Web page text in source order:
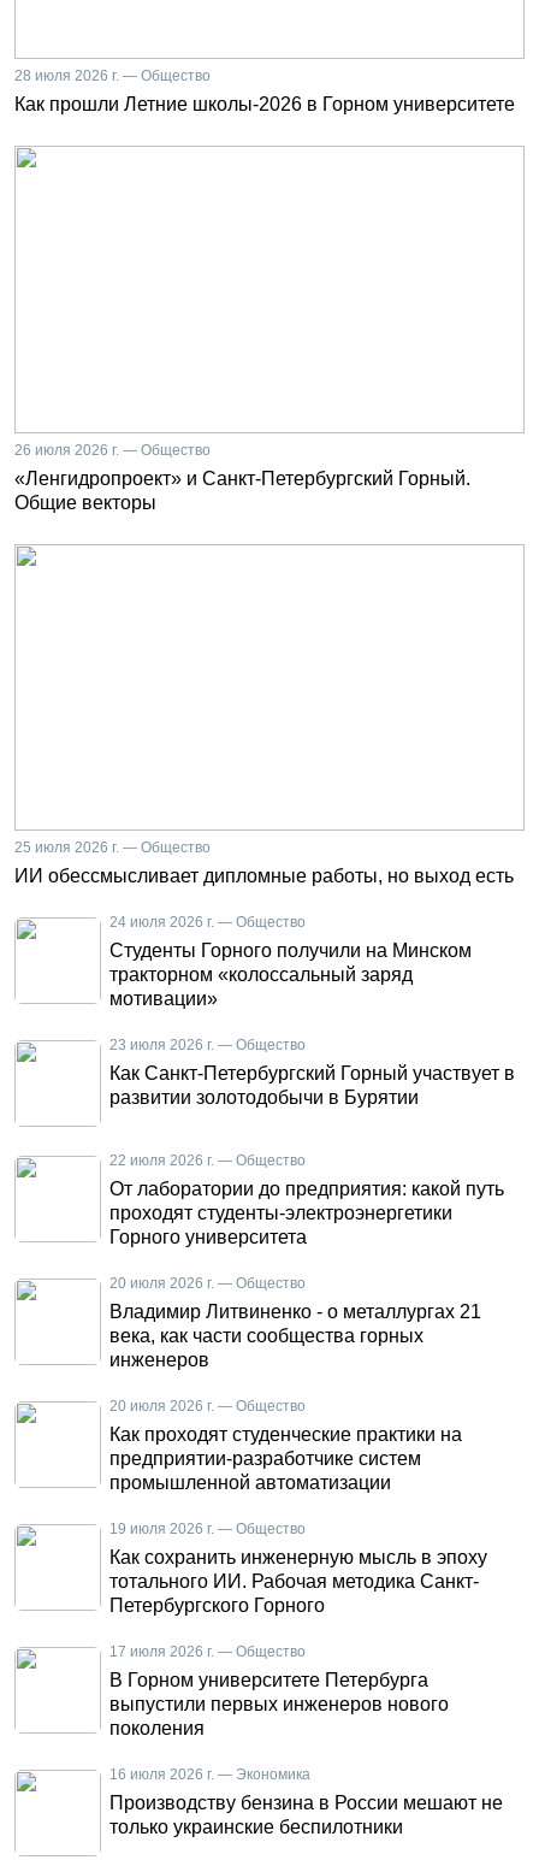
28 июля 2026 г. — Общество
Как прошли Летние школы-2026 в Горном университете
26 июля 2026 г. — Общество
«Ленгидропроект» и Санкт-Петербургский Горный.
Общие векторы
25 июля 2026 г. — Общество
ИИ обессмысливает дипломные работы, но выход есть
24 июля 2026 г. — Общество
Студенты Горного получили на Минском
тракторном «колоссальный заряд
мотивации»
23 июля 2026 г. — Общество
Как Санкт-Петербургский Горный участвует в
развитии золотодобычи в Бурятии
22 июля 2026 г. — Общество
От лаборатории до предприятия: какой путь
проходят студенты-электроэнергетики
Горного университета
20 июля 2026 г. — Общество
Владимир Литвиненко - о металлургах 21
века, как части сообщества горных
инженеров
20 июля 2026 г. — Общество
Как проходят студенческие практики на
предприятии-разработчике систем
промышленной автоматизации
19 июля 2026 г. — Общество
Как сохранить инженерную мысль в эпоху
тотального ИИ. Рабочая методика Санкт-
Петербургского Горного
17 июля 2026 г. — Общество
В Горном университете Петербурга
выпустили первых инженеров нового
поколения
16 июля 2026 г. — Экономика
Производству бензина в России мешают не
только украинские беспилотники